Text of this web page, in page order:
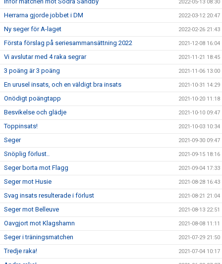
2022-05-13 08:30
Herrarna gjorde jobbet i DM 2022-03-12 20:47
Ny seger för A-laget 2022-02-26 21:43
Första förslag på seriesammansättning 2022 2021-12-08 16:04
Vi avslutar med 4 raka segrar 2021-11-21 18:45
3 poäng är 3 poäng 2021-11-06 13:00
En urusel insats, och en väldigt bra insats 2021-10-31 14:29
Onödigt poängtapp 2021-10-20 11:18
Besvikelse och glädje 2021-10-10 09:47
Toppinsats! 2021-10-03 10:34
Seger 2021-09-30 09:47
Snöplig förlust.. 2021-09-15 18:16
Seger borta mot Flagg 2021-09-04 17:33
Seger mot Husie 2021-08-28 16:43
Svag insats resulterade i förlust 2021-08-21 21:04
Seger mot Belleuve 2021-08-13 22:51
Oavgjort mot Klagshamn 2021-08-08 11:11
Seger i träningsmatchen 2021-07-29 21:50
Tredje raka! 2021-07-04 10:17